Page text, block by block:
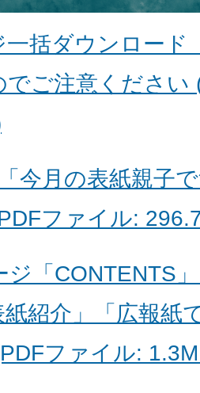
一括ダウンロード
でご注意ください
今月の表紙親子
ファイル:
ジ「CONTENTS
紙紹介」「広報紙
ファイル: